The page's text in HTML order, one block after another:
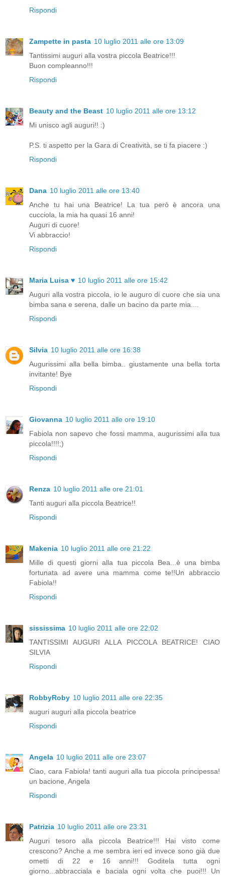
Rispondi
Zampette in pasta 10 luglio 2011 alle ore 13:09
Tantissimi auguri alla vostra piccola Beatrice!!!
Buon compleanno!!!
Rispondi
Beauty and the Beast 10 luglio 2011 alle ore 13:12
Mi unisco agli auguri!! :)
P.S. ti aspetto per la Gara di Creatività, se ti fa piacere :)
Rispondi
Dana 10 luglio 2011 alle ore 13:40
Anche tu hai una Beatrice! La tua però è ancora una
cucciola, la mia ha quasi 16 anni!
Auguri di cuore!
Vi abbraccio!
Rispondi
Maria Luisa ♥ 10 luglio 2011 alle ore 15:42
Auguri alla vostra piccola, io le auguro di cuore che sia una
bimba sana e serena, dalle un bacino da parte mia....
Rispondi
Silvia 10 luglio 2011 alle ore 16:38
Augurissimi alla bella bimba.. giustamente una bella torta
invitante! Bye
Rispondi
Giovanna 10 luglio 2011 alle ore 19:10
Fabiola non sapevo che fossi mamma, augurissimi alla tua
piccola!!!!;)
Rispondi
Renza 10 luglio 2011 alle ore 21:01
Tanti auguri alla piccola Beatrice!!
Rispondi
Makenia 10 luglio 2011 alle ore 21:22
Mille di questi giorni alla tua piccola Bea...è una bimba
fortunata ad avere una mamma come te!!Un abbraccio
Fabiola!!
Rispondi
sississima 10 luglio 2011 alle ore 22:02
TANTISSIMI AUGURI ALLA PICCOLA BEATRICE! CIAO
SILVIA
Rispondi
RobbyRoby 10 luglio 2011 alle ore 22:35
auguri auguri alla piccola beatrice
Rispondi
Angela 10 luglio 2011 alle ore 23:07
Ciao, cara Fabiola! tanti auguri alla tua piccola principessa!
un bacione, Angela
Rispondi
Patrizia 10 luglio 2011 alle ore 23:31
Auguri tesoro alla piccola Beatrice!!! Hai visto come
crescono? Anche a me sembra ieri ed invece sono già due
ometti di 22 e 16 anni!!! Goditela tutta ogni
giorno...abbracciala e baciala ogni volta che puoi!!! Un